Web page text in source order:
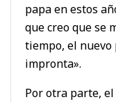
papa en estos
que creo que se
tiempo, el
impronta».
Por otra parte,